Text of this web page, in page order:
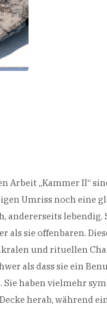
Arbeit „Kammer II“
Umriss noch eine
andererseits lebendig.
sie offenbaren.
und rituellen
als dass sie ein
haben vielmehr
herab, während